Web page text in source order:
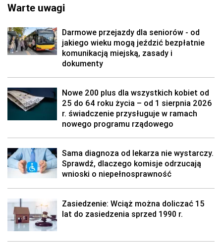
Warte uwagi
Darmowe przejazdy dla seniorów - od
jakiego wieku mogą jeździć bezpłatnie
komunikacją miejską, zasady i
dokumenty
Nowe 200 plus dla wszystkich kobiet od
25 do 64 roku życia – od 1 sierpnia 2026
r. świadczenie przysługuje w ramach
nowego programu rządowego
Sama diagnoza od lekarza nie wystarczy.
Sprawdź, dlaczego komisje odrzucają
wnioski o niepełnosprawność
Zasiedzenie: Wciąż można doliczać 15
lat do zasiedzenia sprzed 1990 r.